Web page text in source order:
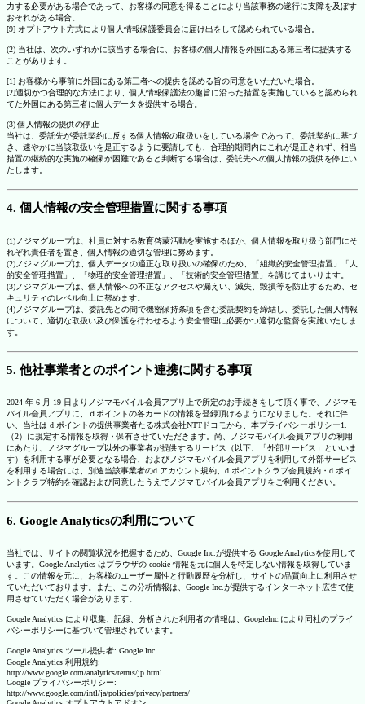
力する必要がある場合であって、お客様の同意を得ることにより当該事務の遂行に支障を及ぼす
おそれがある場合。
[9] オプトアウト方式により個人情報保護委員会に届け出をして認められている場合。
(2) 当社は、次のいずれかに該当する場合に、お客様の個人情報を外国にある第三者に提供する
ことがあります。
[1] お客様から事前に外国にある第三者への提供を認める旨の同意をいただいた場合。
[2]適切かつ合理的な方法により、個人情報保護法の趣旨に沿った措置を実施していると認められ
てた外国にある第三者に個人データを提供する場合。
(3) 個人情報の提供の停止
当社は、委託先が委託契約に反する個人情報の取扱いをしている場合であって、委託契約に基づ
き、速やかに当該取扱いを是正するように要請しても、合理的期間内にこれが是正されず、相当
措置の継続的な実施の確保が困難であると判断する場合は、委託先への個人情報の提供を停止い
たします。
4. 個人情報の安全管理措置に関する事項
(1)ノジマグループは、社員に対する教育啓蒙活動を実施するほか、個人情報を取り扱う部門にそ
れぞれ責任者を置き、個人情報の適切な管理に努めます。
(2)ノジマグループは、個人データの適正な取り扱いの確保のため、「組織的安全管理措置」「人
的安全管理措置」、「物理的安全管理措置」、「技術的安全管理措置」を講じてまいります。
(3)ノジマグループは、個人情報への不正なアクセスや漏えい、滅失、毀損等を防止するため、セ
キュリティのレベル向上に努めます。
(4)ノジマグループは、委託先との間で機密保持条項を含む委託契約を締結し、委託した個人情報
について、適切な取扱い及び保護を行わせるよう安全管理に必要かつ適切な監督を実施いたしま
す。
5. 他社事業者とのポイント連携に関する事項
2024 年 6 月 19 日よりノジマモバイル会員アプリ上で所定のお手続きをして頂く事で、ノジマモ
バイル会員アプリに、ｄポイントの各カードの情報を登録頂けるようになりました。それに伴
い、当社は d ポイントの提供事業者たる株式会社NTTドコモから、本プライバシーポリシー1.
（2）に規定する情報を取得・保有させていただきます。尚、ノジマモバイル会員アプリの利用
にあたり、ノジマグループ以外の事業者が提供するサービス（以下、「外部サービス」といいま
す）を利用する事が必要となる場合、およびノジマモバイル会員アプリを利用して外部サービス
を利用する場合には、別途当該事業者のd アカウント規約、d ポイントクラブ会員規約・d ポイ
ントクラブ特約を確認および同意したうえでノジマモバイル会員アプリをご利用ください。
6. Google Analyticsの利用について
当社では、サイトの閲覧状況を把握するため、Google Inc.が提供する Google Analyticsを使用して
います。Google Analytics はブラウザの cookie 情報を元に個人を特定しない情報を取得していま
す。この情報を元に、お客様のユーザー属性と行動履歴を分析し、サイトの品質向上に利用させ
ていただいております。また、この分析情報は、Google Inc.が提供するインターネット広告で使
用させていただく場合があります。
Google Analytics により収集、記録、分析された利用者の情報は、GoogleInc.により同社のプライ
バシーポリシーに基づいて管理されています。
Google Analytics ツール提供者: Google Inc.
Google Analytics 利用規約:
http://www.google.com/analytics/terms/jp.html
Google プライバシーポリシー:
http://www.google.com/intl/ja/policies/privacy/partners/